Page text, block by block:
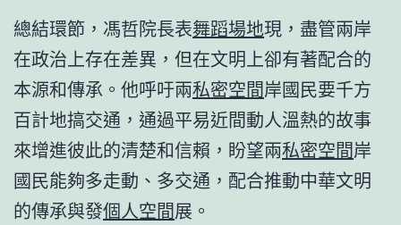
總結環節，馮哲院長表舞蹈場地現，盡管兩岸
在政治上存在差異，但在文明上卻有著配合的
本源和傳承。他呼吁兩私密空間岸國民要千方
百計地搞交通，通過平易近間動人溫熱的故事
來增進彼此的清楚和信賴，盼望兩私密空間岸
國民能夠多走動、多交通，配合推動中華文明
的傳承與發個人空間展。